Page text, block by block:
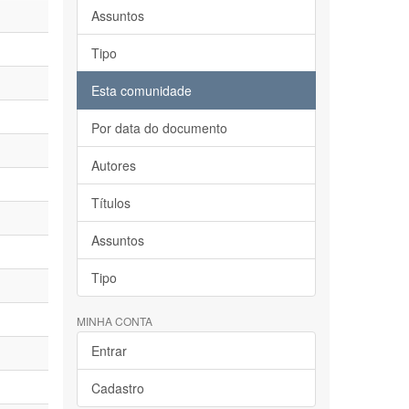
Assuntos
Tipo
Esta comunidade
Por data do documento
Autores
Títulos
Assuntos
Tipo
MINHA CONTA
Entrar
Cadastro